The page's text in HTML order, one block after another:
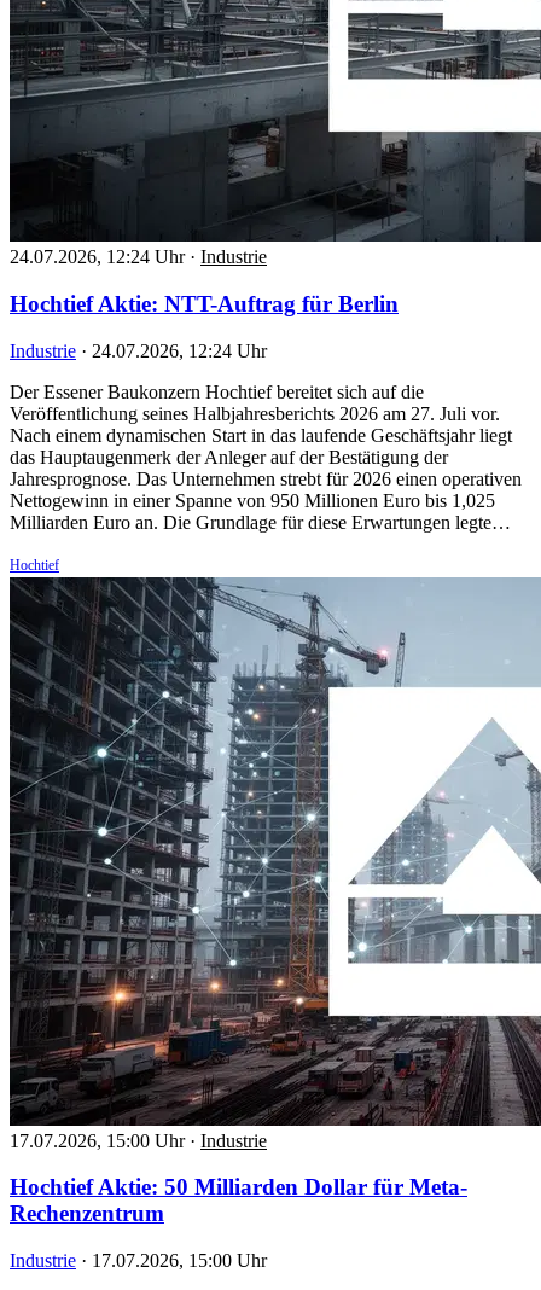
24.07.2026, 12:24 Uhr · Industrie
Hochtief Aktie: NTT-Auftrag für Berlin
Industrie · 24.07.2026, 12:24 Uhr
Der Essener Baukonzern Hochtief bereitet sich auf die
Veröffentlichung seines Halbjahresberichts 2026 am 27. Juli vor.
Nach einem dynamischen Start in das laufende Geschäftsjahr liegt
das Hauptaugenmerk der Anleger auf der Bestätigung der
Jahresprognose. Das Unternehmen strebt für 2026 einen operativen
Nettogewinn in einer Spanne von 950 Millionen Euro bis 1,025
Milliarden Euro an. Die Grundlage für diese Erwartungen legte…
Hochtief
17.07.2026, 15:00 Uhr · Industrie
Hochtief Aktie: 50 Milliarden Dollar für Meta-
Rechenzentrum
Industrie · 17.07.2026, 15:00 Uhr